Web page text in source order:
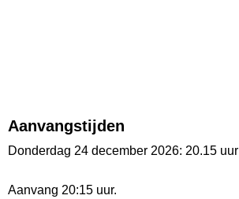
Aanvangstijden
Donderdag 24 december 2026: 20.15 uur
Aanvang 20:15 uur.